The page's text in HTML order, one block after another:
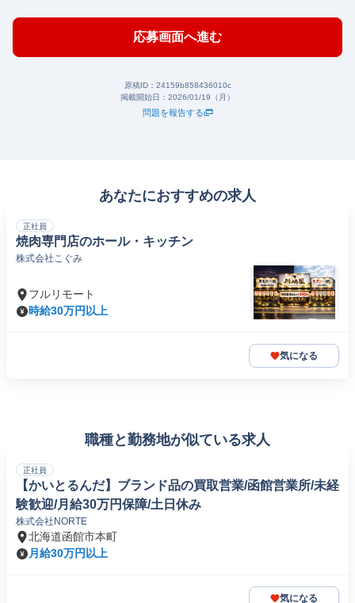
応募画面へ進む
原稿ID： 24159b858436010c
掲載開始日： 2026/01/19（月）
問題を報告する
あなたにおすすめの求人
正社員
焼肉専門店のホール・キッチン
株式会社こぐみ
フルリモート
時給30万円以上
気になる
職種と勤務地が似ている求人
正社員
【かいとるんだ】ブランド品の買取営業/函館営業所/未経
験歓迎/月給30万円保障/土日休み
株式会社NORTE
北海道函館市本町
月給30万円以上
気になる